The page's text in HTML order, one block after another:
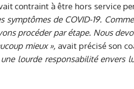
contraint à être hors service
symptômes de COVID-19.
procéder par étape. Nous
mieux », avait précisé son
lourde responsabilité envers